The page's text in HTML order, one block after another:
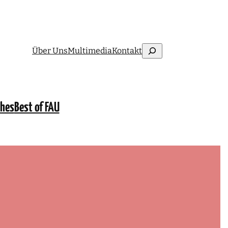
Über UnsMultimediaKontaktSuchen
Best of FAU